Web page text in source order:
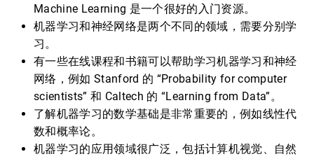
Machine Learning 是一个很好的入门资源。
机器学习和神经网络是两个不同的领域，需要分别学
习。
有一些在线课程和书籍可以帮助学习机器学习和神经
网络，例如 Stanford 的 “Probability for computer
scientists” 和 Caltech 的 “Learning from Data”。
了解机器学习的数学基础是非常重要的，例如线性代
数和概率论。
机器学习的应用领域很广泛，包括计算机视觉、自然